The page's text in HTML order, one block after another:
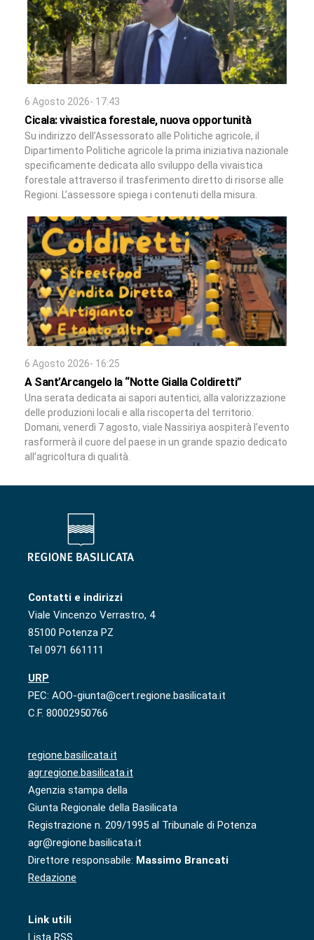
6 Agosto 2026- 17:43
Cicala: vivaistica forestale, nuova opportunità
Su indirizzo dell’Assessorato alle Politiche agricole, il
Dipartimento Politiche agricole la prima iniziativa nazionale
specificamente dedicata allo sviluppo della vivaistica
forestale attraverso il trasferimento diretto di risorse alle
Regioni. L’assessore spiega i contenuti della misura.
6 Agosto 2026- 16:25
A Sant’Arcangelo la “Notte Gialla Coldiretti”
Una serata dedicata ai sapori autentici, alla valorizzazione
delle produzioni locali e alla riscoperta del territorio.
Domani, venerdì 7 agosto, viale Nassiriya aospiterà l’evento
rasformerà il cuore del paese in un grande spazio dedicato
all’agricoltura di qualità.
Contatti e indirizzi
Viale Vincenzo Verrastro, 4
85100 Potenza PZ
Tel 0971 661111
URP
PEC: AOO-giunta@cert.regione.basilicata.it
C.F. 80002950766
regione.basilicata.it
agr.regione.basilicata.it
Agenzia stampa della
Giunta Regionale della Basilicata
Registrazione n. 209/1995 al Tribunale di Potenza
agr@regione.basilicata.it
Direttore responsabile: Massimo Brancati
Redazione
Link utili
Lista RSS